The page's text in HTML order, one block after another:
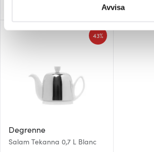
Du kan ändra eller dra tillbaka ditt
Vi använder cookies för att innehållet
gör också att vi kan analysera vår trafik
hemsidan ännu bättre. Du bestämmer
som du vill dela med dig av.
Avvisa
Degrenne
Salam Tekanna 0,7 L Blanc
43%